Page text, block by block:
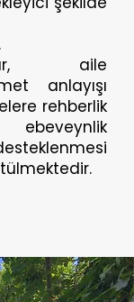
aile
anlayışı
rehberlik